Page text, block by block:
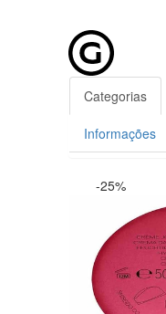
Categorias
Informações
-25%